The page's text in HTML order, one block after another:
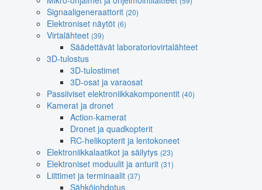
Signaaligeneraattorit (20)
Elektroniset näytöt (6)
Virtalähteet (39)
Säädettävät laboratoriovirtalähteet
3D-tulostus
3D-tulostimet
3D-osat ja varaosat
Passiiviset elektroniikkakomponentit (40)
Kamerat ja dronet
Action-kamerat
Dronet ja quadkopterit
RC-helikopterit ja lentokoneet
Elektroniikkalaatikot ja säilytys (23)
Elektroniset moduulit ja anturit (31)
Liittimet ja terminaalit (37)
Sähköjohdotus